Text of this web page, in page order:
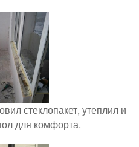
стеклопакет, утеплил и
для комфорта.